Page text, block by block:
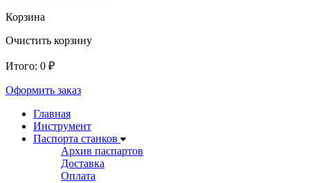
Корзина
Очистить корзину
Итого: 0 ₽
Оформить заказ
Главная
Инструмент
Паспорта станков
Архив паспартов
Доставка
Оплата